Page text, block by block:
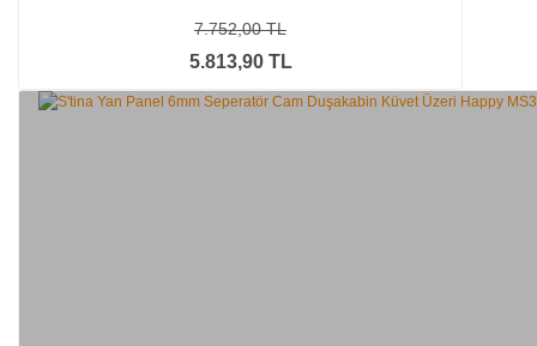
5.813,90 TL
7.752,00 TL